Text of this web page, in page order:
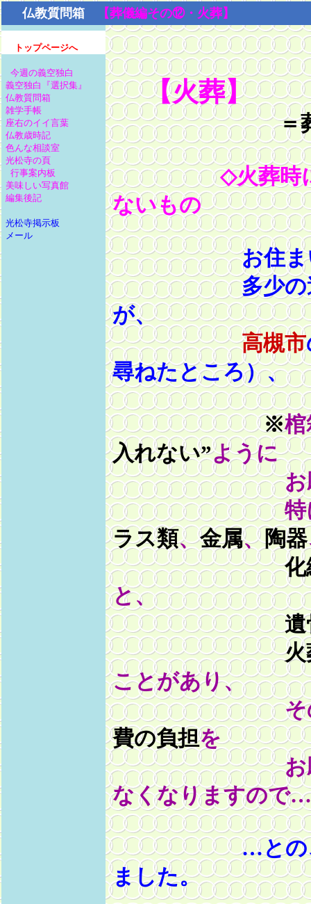
仏教質問箱 【葬儀編その⑫・火葬】
トップページへ
今週の義空独白
義空独白『選択集』
仏教質問箱
雑学手帳
座右のイイ言葉
仏教歳時記
色んな相談室
光松寺の頁
行事案内板
美味しい写真館
編集後記
光松寺掲示板
メール
【火葬】
＝
◇火葬時
ないもの
お住まいの
多少の違い
が、
高槻市
尋ねたところ）、
※
入れない”ように
お願いし
特に
ラス類、金属、陶器
化
と、
遺
ことがあり、
その場
費の負担を
お願いし
なくなりますので…
…との、ご説
ました。